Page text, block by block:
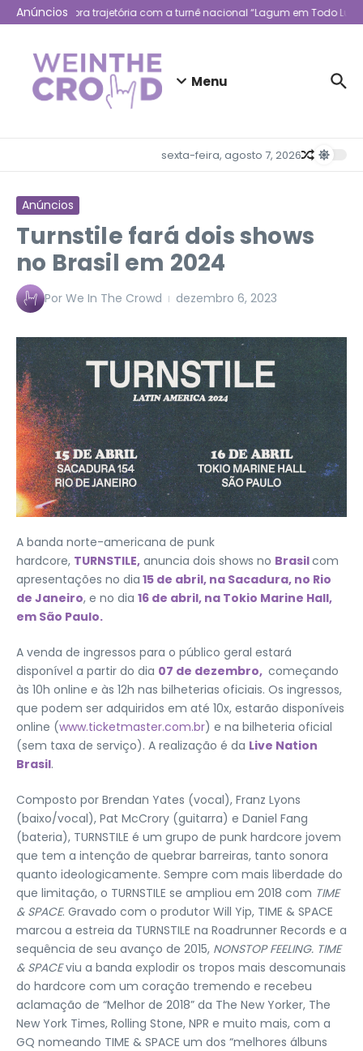
Ir para o conteúdo
Anúncios
Lagum celebra trajetória com a turnê nacional “Lagum em Todo
Menu
sexta-feira, agosto 7, 2026
Anúncios
Turnstile fará dois shows
no Brasil em 2024
Por We In The Crowd dezembro 6, 2023
A banda norte-americana de punk
hardcore, TURNSTILE, anuncia dois shows no Brasilcom
apresentações no dia 15 de abril, na Sacadura, no Rio
de Janeiro, e no dia 16 de abril, na Tokio Marine Hall,
em São Paulo.
A venda de ingressos para o público geral estará
disponível a partir do dia 07 de dezembro, começando
às 10h online e às 12h nas bilheterias oficiais. Os ingressos,
que podem ser adquiridos em até 10x, estarão disponíveis
online (www.ticketmaster.com.br) e na bilheteria oficial
(sem taxa de serviço). A realização é da Live Nation
Brasil.
Composto por Brendan Yates (vocal), Franz Lyons
(baixo/vocal), Pat McCrory (guitarra) e Daniel Fang
(bateria), TURNSTILE é um grupo de punk hardcore jovem
que tem a intenção de quebrar barreiras, tanto sonora
quanto ideologicamente. Sempre com mais liberdade do
que limitação, o TURNSTILE se ampliou em 2018 com TIME
& SPACE. Gravado com o produtor Will Yip, TIME & SPACE
marcou a estreia da TURNSTILE na Roadrunner Records e a
sequência de seu avanço de 2015, NONSTOP FEELING. TIME
& SPACEviu a banda explodir os tropos mais descomunais
do hardcore com um coração tremendo e recebeu
aclamação de “Melhor de 2018” da The New Yorker, The
New York Times, Rolling Stone, NPR e muito mais, com a
GQ nomeando TIME & SPACE um dos “melhores álbuns